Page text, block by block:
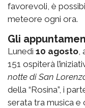
favorevoli, è
meteore ogni ora.
Gli
Lunedì 10 agosto ,
151 ospiterà
notte di San
della “Rosina”, i
serata tra musica e